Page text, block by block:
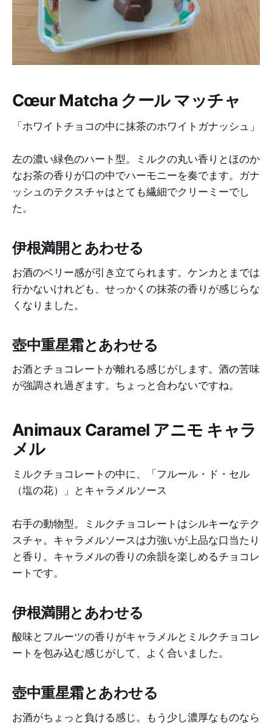
Cœur Matcha クール マッチャ
「ホワイトチョコの中に抹茶のホワイトガナッシュ」
左の濃い緑色のハート型。ミルクの丸い香りとほのか
なお茶の香りが口の中でハーモニーを奏でます。ガナ
ッシュのテクスチャはとても繊細でクリーミーでし
た。
伊根満開とあわせる
お酒のベリー感が引き立てられます。ケンカとまでは
行かないけれども、せっかくの抹茶の香りが感じらな
くなりました。
壺中重星霜とあわせる
お酒とチョコレートが離れる感じがします。酒の苦味
が強調され過ぎます。ちょっと合わないですね。
Animaux Caramel アニモ キャラ
メル
ミルクチョコレートの中に、「フルール・ド・セル
（塩の花）」とキャラメルソース
右手の動物型。ミルクチョコレートはシルキーなテク
スチャ。キャラメルソースは力強いが上品な口当たり
と香り。キャラメルの香りの余韻を楽しめるチョコレ
ートです。
伊根満開とあわせる
酸味とフルーツの香りがキャラメルとミルクチョコレ
ートを包み込む感じがして、よく合いました。
壺中重星霜とあわせる
お酒がちょっと負ける感じ。もう少し濃厚なものなら